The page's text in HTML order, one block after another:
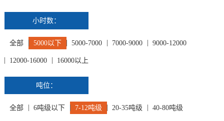
小时数：
全部 5000以下 5000-7000 7000-9000 9000-12000
12000-16000 16000以上
吨位：
全部 6吨级以下 7-12吨级 20-35吨级 40-80吨级